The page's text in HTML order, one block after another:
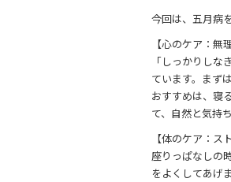
b
o
o
k
今回は、五月病
【心のケア：無
「しっかりし
ています。まず
おすすめは、寝
て、自然と気持
【体のケア：ス
座りっぱなしの
をよくしてあげ